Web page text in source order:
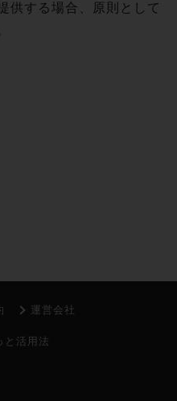
供する場合、原則として
運営会社
と活用法